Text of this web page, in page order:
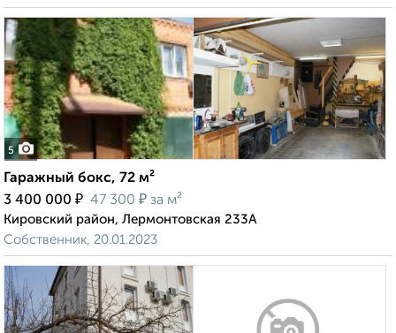
5
Гаражный бокс, 72 м²
3 400 000 ₽ 47 300 ₽ за м²
Кировский район, Лермонтовская 233А
Собственник, 20.01.2023